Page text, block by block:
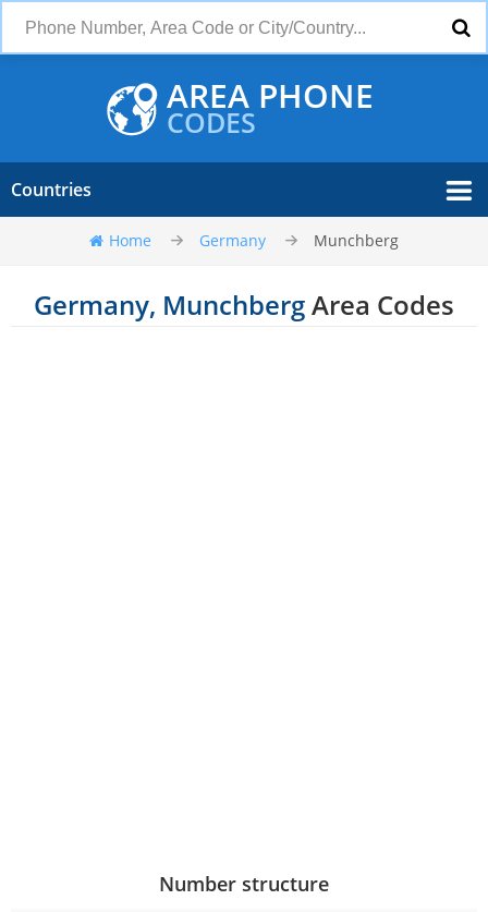
AREA PHONE
CODES
Countries
Home Germany Munchberg
Germany, MunchbergArea Codes
Number structure